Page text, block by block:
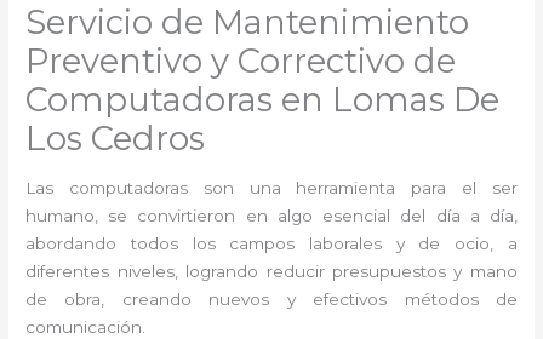
Servicio de Mantenimiento
Preventivo y Correctivo de
Computadoras en Lomas De
Los Cedros
Las computadoras son una herramienta para el ser
humano, se convirtieron en algo esencial del día a día,
abordando todos los campos laborales y de ocio, a
diferentes niveles, logrando reducir presupuestos y mano
de obra, creando nuevos y efectivos métodos de
comunicación.